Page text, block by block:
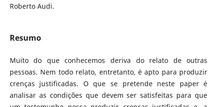
Roberto Audi.
Resumo
Muito do que conhecemos deriva do relato de outras
pessoas. Nem todo relato, entretanto, é apto para produzir
crenças justificadas. O que se pretende neste paper é
analisar as condições que devem ser satisfeitas para que